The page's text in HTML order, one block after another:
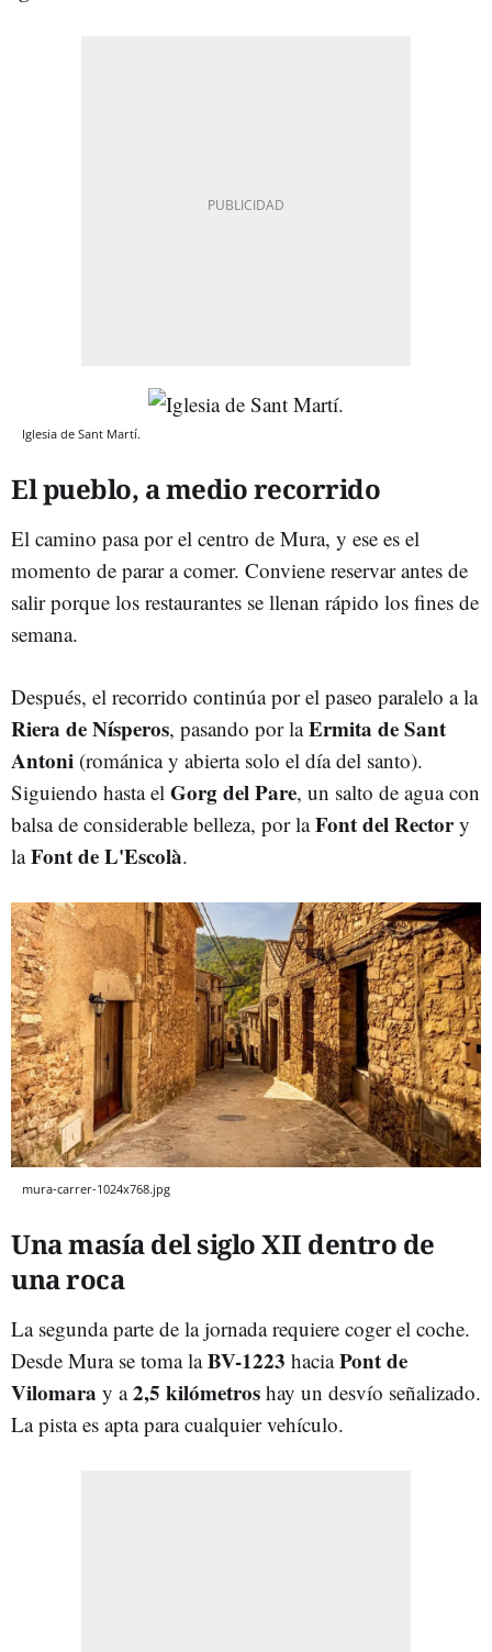
Iglesia de Sant Martí.
El pueblo, a medio recorrido
El camino pasa por el centro de Mura, y ese es el
momento de parar a comer. Conviene reservar antes de
salir porque los restaurantes se llenan rápido los fines de
semana.
Después, el recorrido continúa por el paseo paralelo a la
Riera de Nísperos, pasando por laErmita de Sant
Antoni (románica y abierta solo el día del santo).
Siguiendo hasta el Gorg del Pare, un salto de agua con
balsa de considerable belleza, por laFont del Rectory
laFont de L'Escolà.
mura-carrer-1024x768.jpg
Una masía del siglo XII dentro de
una roca
La segunda parte de la jornada requiere coger el coche.
Desde Mura se toma laBV-1223 haciaPont de
Vilomara y a2,5 kilómetros hay un desvío señalizado.
La pista es apta para cualquier vehículo.